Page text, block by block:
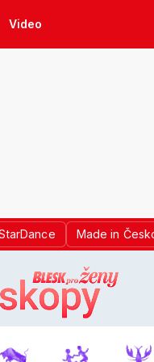
Video
Made in
BLESK